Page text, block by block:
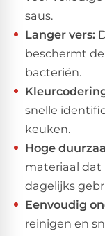
saus.
Langer vers:
beschermt
bacteriën.
snelle
keuken.
Hoge
materiaal dat
dagelijks
Eenvoudig
reinigen en